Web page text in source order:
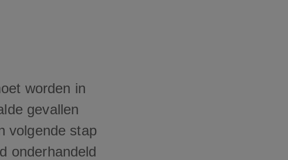
worden in
gevallen
volgende stap
onderhandeld